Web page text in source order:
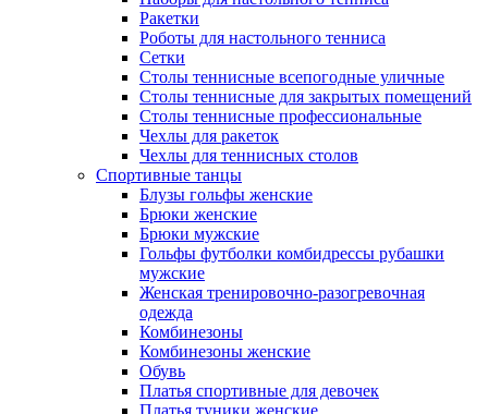
Ракетки
Роботы для настольного тенниса
Сетки
Столы теннисные всепогодные уличные
Столы теннисные для закрытых помещений
Столы теннисные профессиональные
Чехлы для ракеток
Чехлы для теннисных столов
Спортивные танцы
Блузы гольфы женские
Брюки женские
Брюки мужские
Гольфы футболки комбидрессы рубашки
мужские
Женская тренировочно-разогревочная
одежда
Комбинезоны
Комбинезоны женские
Обувь
Платья спортивные для девочек
Платья туники женские